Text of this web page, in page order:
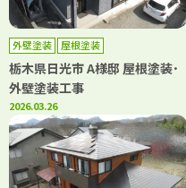
外壁塗装 屋根塗装
栃木県日光市 A様邸 屋根塗装･
外壁塗装工事
2026.03.26